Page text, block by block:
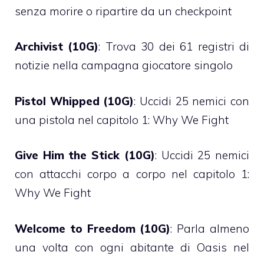
senza morire o ripartire da un checkpoint
Archivist (10G): Trova 30 dei 61 registri di
notizie nella campagna giocatore singolo
Pistol Whipped (10G): Uccidi 25 nemici con
una pistola nel capitolo 1: Why We Fight
Give Him the Stick (10G): Uccidi 25 nemici
con attacchi corpo a corpo nel capitolo 1:
Why We Fight
Welcome to Freedom (10G): Parla almeno
una volta con ogni abitante di Oasis nel